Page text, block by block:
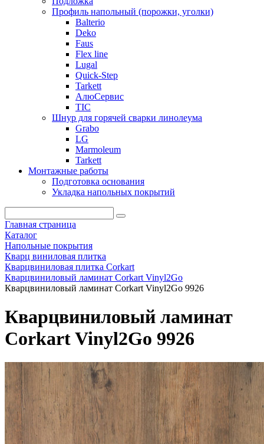
Профиль напольный (порожки, уголки)
Balterio
Deko
Faus
Flex line
Lugal
Quick-Step
Tarkett
АлюСервис
ТІС
Шнур для горячей сварки линолеума
Grabo
LG
Marmoleum
Tarkett
Монтажные работы
Подготовка основания
Укладка напольных покрытий
Главная страница
Каталог
Напольные покрытия
Кварц виниловая плитка
Кварцвиниловая плитка Corkart
Кварцвиниловый ламинат Corkart Vinyl2Go
Кварцвиниловый ламинат Corkart Vinyl2Go 9926
Кварцвиниловый ламинат
Corkart Vinyl2Go 9926